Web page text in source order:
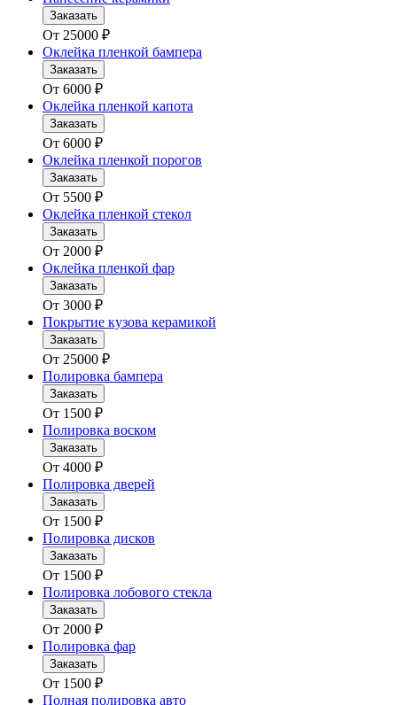
Заказать
От 25000 ₽
Оклейка пленкой бампера
Заказать
От 6000 ₽
Оклейка пленкой капота
Заказать
От 6000 ₽
Оклейка пленкой порогов
Заказать
От 5500 ₽
Оклейка пленкой стекол
Заказать
От 2000 ₽
Оклейка пленкой фар
Заказать
От 3000 ₽
Покрытие кузова керамикой
Заказать
От 25000 ₽
Полировка бампера
Заказать
От 1500 ₽
Полировка воском
Заказать
От 4000 ₽
Полировка дверей
Заказать
От 1500 ₽
Полировка дисков
Заказать
От 1500 ₽
Полировка лобового стекла
Заказать
От 2000 ₽
Полировка фар
Заказать
От 1500 ₽
Полная полировка авто